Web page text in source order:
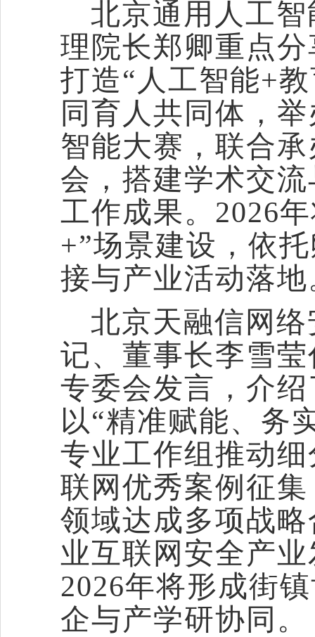
北京通用人工
理院长郑卿重点
打造“人工智能+
同育人共同体，
智能大赛，联合
会，搭建学术交
工作成果。2026
+”场景建设，依
接与产业活动落地
北京天融信网
记、董事长李雪
专委会发言，介
以“精准赋能、务
专业工作组推动
联网优秀案例征
领域达成多项战
业互联网安全产
2026年将形成街
企与产学研协同。